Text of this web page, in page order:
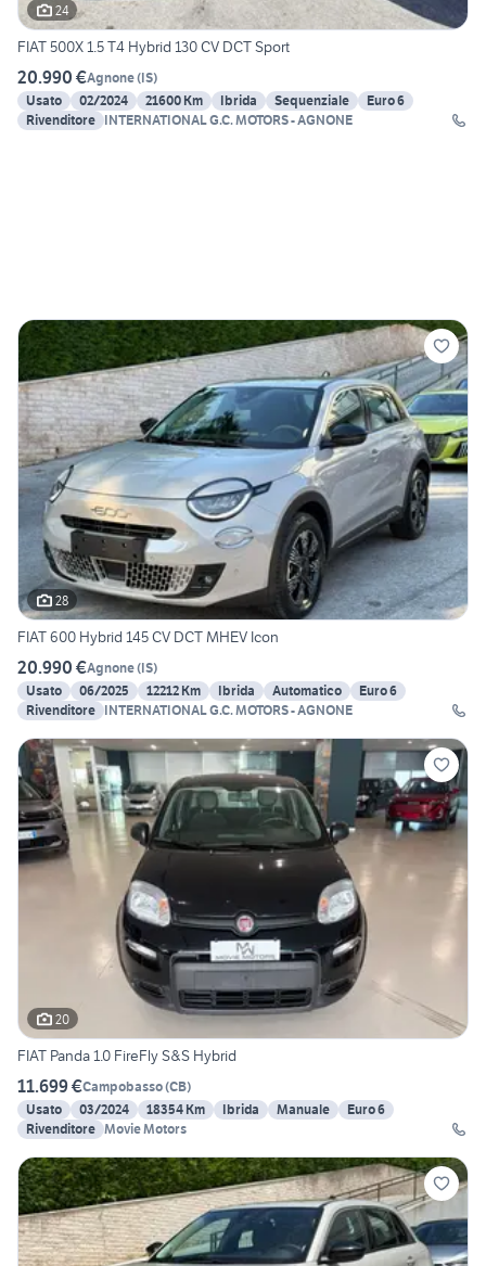
24
FIAT 500X 1.5 T4 Hybrid 130 CV DCT Sport
20.990 €Agnone(IS)
Usato
02/2024 21600 Km Ibrida Sequenziale
Euro 6
Rivenditore INTERNATIONAL G.C. MOTORS - AGNONE
28
FIAT 600 Hybrid 145 CV DCT MHEV Icon
20.990 €Agnone(IS)
Usato
06/2025 12212 Km Ibrida Automatico
Euro 6
Rivenditore INTERNATIONAL G.C. MOTORS - AGNONE
20
FIAT Panda 1.0 FireFly S&S Hybrid
11.699 €Campobasso(CB)
Usato
03/2024 18354 Km Ibrida Manuale
Euro 6
Rivenditore Movie Motors